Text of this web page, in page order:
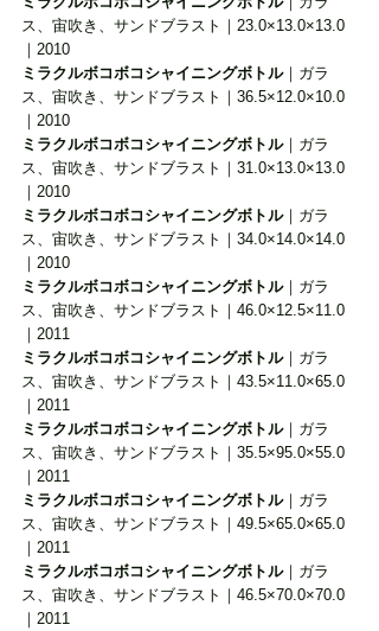
ス、宙吹き、サンドブラスト｜23.0×13.0×13.0
｜2010
ミラクルボコボコシャイニングボトル｜ガラ
ス、宙吹き、サンドブラスト｜36.5×12.0×10.0
｜2010
ミラクルボコボコシャイニングボトル｜ガラ
ス、宙吹き、サンドブラスト｜31.0×13.0×13.0
｜2010
ミラクルボコボコシャイニングボトル｜ガラ
ス、宙吹き、サンドブラスト｜34.0×14.0×14.0
｜2010
ミラクルボコボコシャイニングボトル｜ガラ
ス、宙吹き、サンドブラスト｜46.0×12.5×11.0
｜2011
ミラクルボコボコシャイニングボトル｜ガラ
ス、宙吹き、サンドブラスト｜43.5×11.0×65.0
｜2011
ミラクルボコボコシャイニングボトル｜ガラ
ス、宙吹き、サンドブラスト｜35.5×95.0×55.0
｜2011
ミラクルボコボコシャイニングボトル｜ガラ
ス、宙吹き、サンドブラスト｜49.5×65.0×65.0
｜2011
ミラクルボコボコシャイニングボトル｜ガラ
ス、宙吹き、サンドブラスト｜46.5×70.0×70.0
｜2011